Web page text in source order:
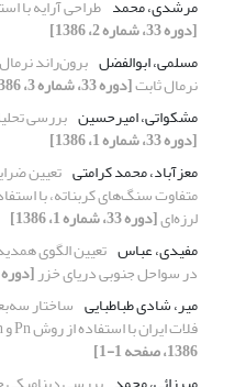
مرشدی، محمد طراحی آرایه با
[دوره 33، شماره 2، 1386]
مسلمی، ابوالفضل برون‌راند
نرمال ثابت[دوره 33، شماره 3، 1386، صفحه 1-1]
مشکواتی، امیرحسین بررسی
[دوره 33، شماره 1، 1386]
معزآباد، محمد کرامتی تعیین
متفاوت سنگ‌های کربناته، با
لرزه‌ای[دوره 33، شماره 1، 1386]
مفیدی، عباس تعیین الگوی
در سواحل جنوبی دریای خزر[دوره 33، شماره 3، 1386، صفحه 1-1]
میر، شادی طباطبایی ساختار
فلات ایران با استفاده از روش Pn و Sn توموگرافی
1386، صفحه 1-1]